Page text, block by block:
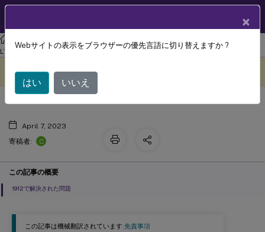
フェデレーション認証サービス
フェデレーション認証サービス 1912
LTSR
この記事は機械翻訳されています.免責事項
翻訳されています。
解決された問題
April 7, 2023
寄稿者:
C
この記事の概要
1912で解決された問題
×
Webサイトの表示をブラウザーの優先言語に切り替えますか ?
はい いいえ